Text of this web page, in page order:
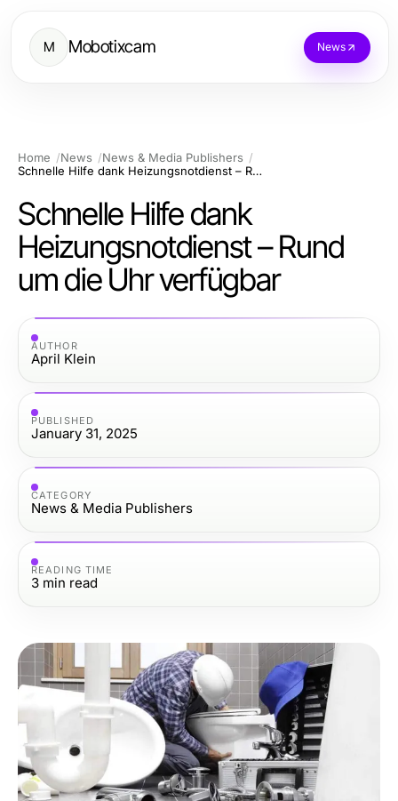
M Mobotixcam News
Home News
News & Media Publishers
Schnelle Hilfe dank Heizungsnotdienst – Rund um die Uhr verfügbar
Schnelle Hilfe dank
Heizungsnotdienst – Rund
um die Uhr verfügbar
AUTHOR
April Klein
PUBLISHED
January 31, 2025
CATEGORY
News & Media Publishers
READING TIME
3 min read